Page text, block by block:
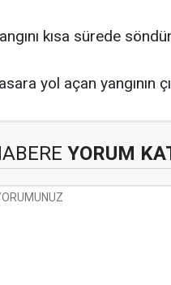
kısa sürede
yol açan yangının
YORUM